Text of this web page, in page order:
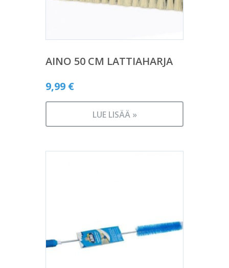
AINO 50 CM LATTIAHARJA
9,99 €
LUE LISÄÄ »